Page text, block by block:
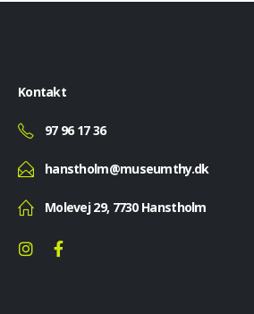
Kontakt
97 96 17 36
hanstholm@museumthy.dk
Molevej 29, 7730 Hanstholm